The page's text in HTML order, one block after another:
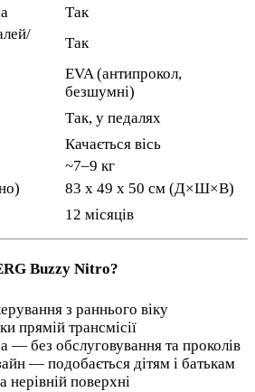
Так
Так
EVA (антипрокол,
безшумні)
Так, у педалях
Качається вісь
~7–9 кг
83 x 49 x 50 см (Д×Ш×В)
12 місяців
Buzzy Nitro?
з раннього віку
прямій трансмісії
— без обслуговування та проколів
— подобається дітям і батькам
нерівній поверхні